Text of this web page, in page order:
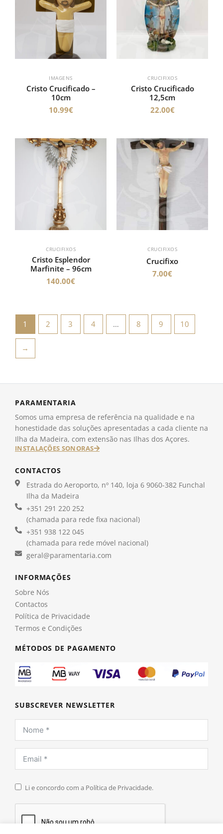
IMAGENS
Cristo Crucificado –
10cm
10.99€
CRUCIFIXOS
Cristo Crucificado
12,5cm
22.00€
CRUCIFIXOS
Cristo Esplendor
Marfinite – 96cm
140.00€
CRUCIFIXOS
Crucifixo
7.00€
1 2 3 4 … 8 9 10
→
PARAMENTARIA
Somos uma empresa de referência na qualidade e na
honestidade das soluções apresentadas a cada cliente na
Ilha da Madeira, com extensão nas Ilhas dos Açores.
INSTALAÇÕES SONORAS
CONTACTOS
Estrada do Aeroporto, nº 140, loja 6 9060-382 Funchal
Ilha da Madeira
+351 291 220 252
(chamada para rede fixa nacional)
+351 938 122 045
(chamada para rede móvel nacional)
geral@paramentaria.com
INFORMAÇÕES
Sobre Nós
Contactos
Política de Privacidade
Termos e Condições
MÉTODOS DE PAGAMENTO
SUBSCREVER NEWSLETTER
Li e concordo com a Política de Privacidade.